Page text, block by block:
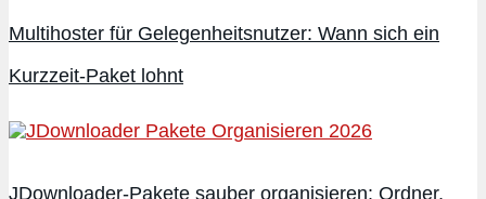
Multihoster für Gelegenheitsnutzer: Wann sich ein
Kurzzeit-Paket lohnt
JDownloader-Pakete sauber organisieren: Ordner,